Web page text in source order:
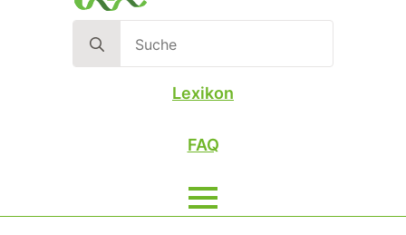
for:
Lexikon
FAQ